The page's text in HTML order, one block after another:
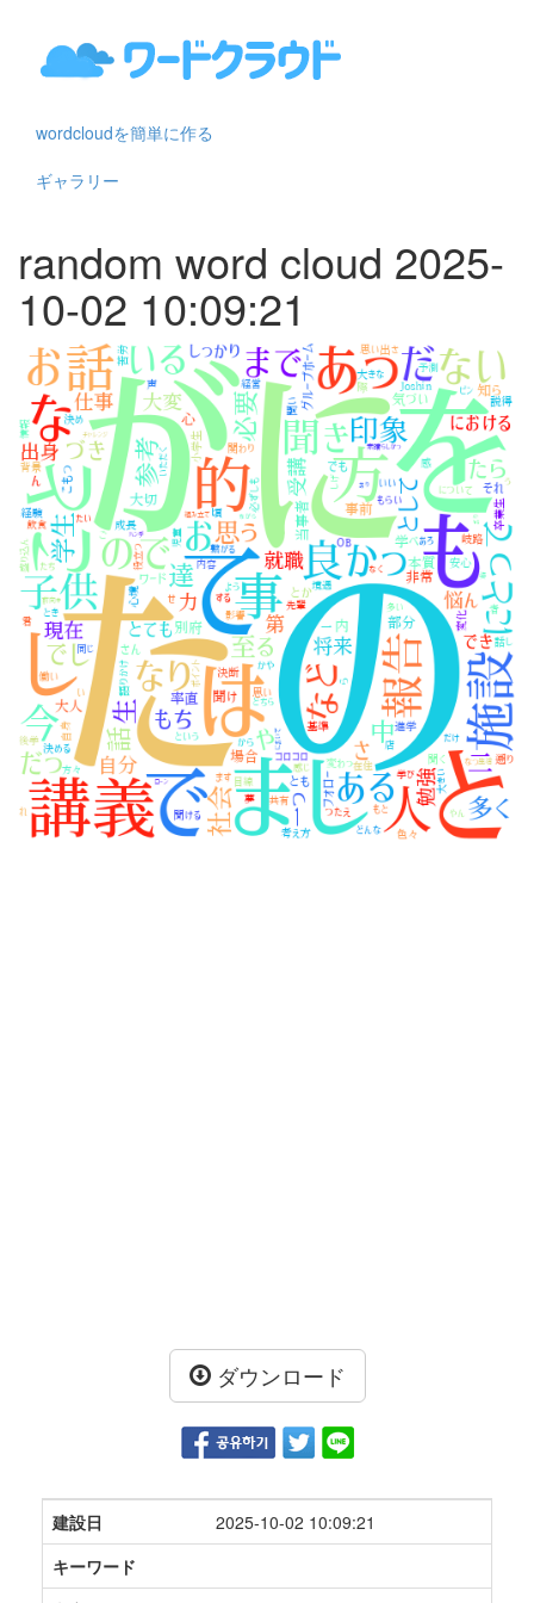
wordcloudを簡単に作る
ギャラリー
random word cloud 2025-
10-02 10:09:21
ダウンロード
建設日
2025-10-02 10:09:21
キーワード